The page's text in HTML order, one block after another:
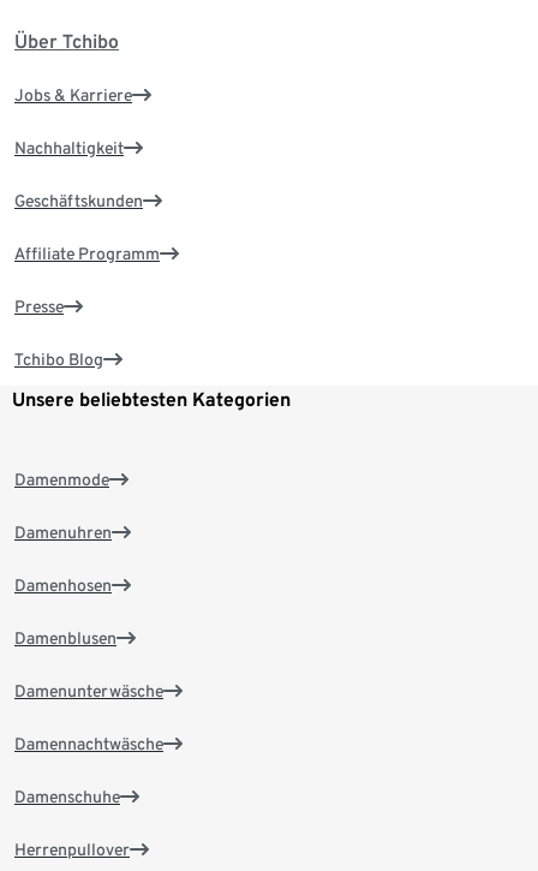
Über Tchibo
Jobs & Karriere
Nachhaltigkeit
Geschäftskunden
Affiliate Programm
Presse
Tchibo Blog
Unsere beliebtesten Kategorien
Damenmode
Damenuhren
Damenhosen
Damenblusen
Damenunterwäsche
Damennachtwäsche
Damenschuhe
Herrenpullover